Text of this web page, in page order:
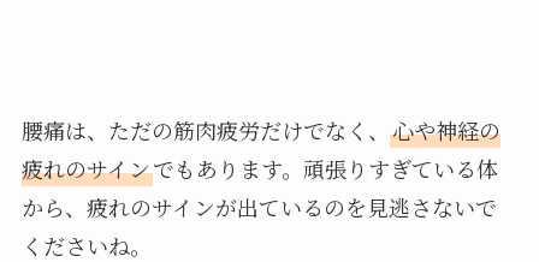
腰痛は、ただの筋肉疲労だけでなく、 心や神経の
疲れのサインでもあります。頑張りすぎている体
から、疲れのサインが出ているのを見逃さないで
くださいね。